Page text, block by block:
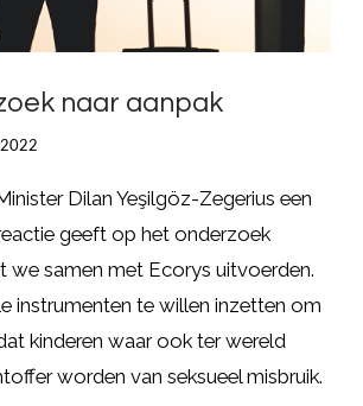
naar aanpak
Dilan Yeşilgöz-Zegerius een
geeft op het onderzoek
we samen met Ecorys uitvoerden.
instrumenten te willen inzetten om
kinderen waar ook ter wereld
worden van seksueel misbruik.